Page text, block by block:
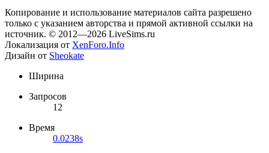
Копирование и использование материалов сайта разрешено
только с указанием авторства и прямой активной ссылки на
источник. © 2012—2026 LiveSims.ru
Локализация от XenForo.Info
Дизайн от Sheokate
Ширина
Запросов
12
Время
0.0238s